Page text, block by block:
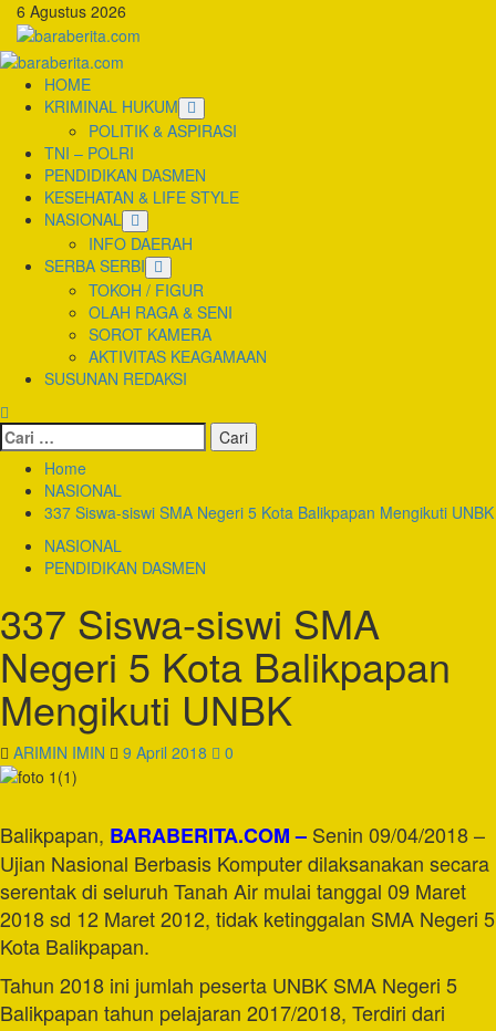
Skip
content
6 Agustus 2026
Primary
Menu
HOME
KRIMINAL HUKUM
POLITIK & ASPIRASI
TNI – POLRI
PENDIDIKAN DASMEN
KESEHATAN & LIFE STYLE
NASIONAL
INFO DAERAH
SERBA SERBI
TOKOH / FIGUR
OLAH RAGA & SENI
SOROT KAMERA
AKTIVITAS KEAGAMAAN
SUSUNAN REDAKSI
Cari
untuk:
Home
NASIONAL
337 Siswa-siswi SMA Negeri 5 Kota Balikpapan Mengikuti UNBK
NASIONAL
PENDIDIKAN DASMEN
337 Siswa-siswi SMA
Negeri 5 Kota Balikpapan
Mengikuti UNBK
ARIMIN IMIN 9 April 2018 0
Balikpapan, BARABERITA.COM – Senin 09/04/2018 –
Ujian Nasional Berbasis Komputer dilaksanakan secara
serentak di seluruh Tanah Air mulai tanggal 09 Maret
2018 sd 12 Maret 2012, tidak ketinggalan SMA Negeri 5
Kota Balikpapan.
Tahun 2018 ini jumlah peserta UNBK SMA Negeri 5
Balikpapan tahun pelajaran 2017/2018, Terdiri dari